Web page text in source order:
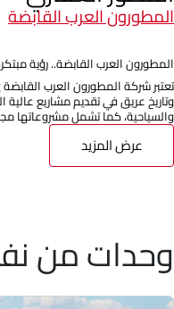
المطورون العرب القابضة
المطورون العرب القابضة.. رؤية
تعتبر شركة المطورون العرب القابضة
وتاريخ عريق في تقديم مشاريع عالية
والسياحية، كما تشمل
عرض المزيد
وحدات من